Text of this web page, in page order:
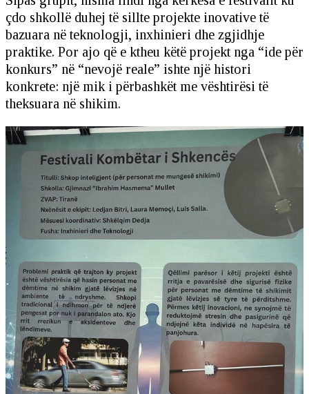
çdo shkollë duhej të sillte projekte inovative të
bazuara në teknologji, inxhinieri dhe zgjidhje
praktike. Por ajo që e ktheu këtë projekt nga “ide për
konkurs” në “nevojë reale” ishte një histori
konkrete: një mik i përbashkët me vështirësi të
theksuara në shikim.